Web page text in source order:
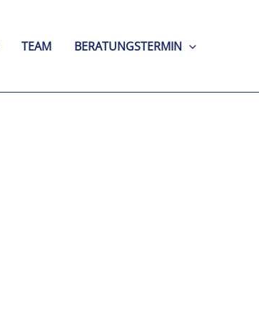
TEAM BERATUNGSTERMIN